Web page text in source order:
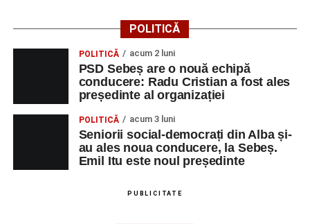
POLITICĂ
POLITICĂ acum 2 luni
PSD Sebeș are o nouă echipă
conducere: Radu Cristian a fost ales
președinte al organizației
POLITICĂ acum 3 luni
Seniorii social-democrați din Alba și-
au ales noua conducere, la Sebeș.
Emil Itu este noul președinte
PUBLICITATE